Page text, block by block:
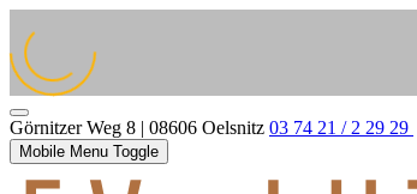
Görnitzer Weg 8 | 08606 Oelsnitz 03 74 21 / 2 29 29
Mobile Menu Toggle